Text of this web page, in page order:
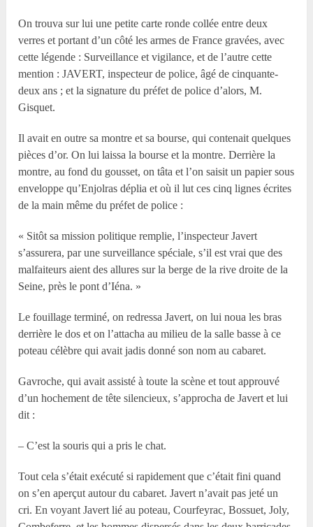
On trouva sur lui une petite carte ronde collée entre deux
verres et portant d’un côté les armes de France gravées, avec
cette légende : Surveillance et vigilance, et de l’autre cette
mention : JAVERT, inspecteur de police, âgé de cinquante-
deux ans ; et la signature du préfet de police d’alors, M.
Gisquet.
Il avait en outre sa montre et sa bourse, qui contenait quelques
pièces d’or. On lui laissa la bourse et la montre. Derrière la
montre, au fond du gousset, on tâta et l’on saisit un papier sous
enveloppe qu’Enjolras déplia et où il lut ces cinq lignes écrites
de la main même du préfet de police :
« Sitôt sa mission politique remplie, l’inspecteur Javert
s’assurera, par une surveillance spéciale, s’il est vrai que des
malfaiteurs aient des allures sur la berge de la rive droite de la
Seine, près le pont d’Iéna. »
Le fouillage terminé, on redressa Javert, on lui noua les bras
derrière le dos et on l’attacha au milieu de la salle basse à ce
poteau célèbre qui avait jadis donné son nom au cabaret.
Gavroche, qui avait assisté à toute la scène et tout approuvé
d’un hochement de tête silencieux, s’approcha de Javert et lui
dit :
– C’est la souris qui a pris le chat.
Tout cela s’était exécuté si rapidement que c’était fini quand
on s’en aperçut autour du cabaret. Javert n’avait pas jeté un
cri. En voyant Javert lié au poteau, Courfeyrac, Bossuet, Joly,